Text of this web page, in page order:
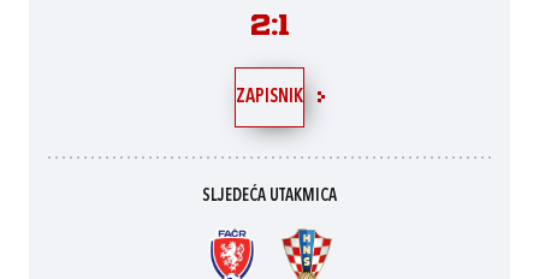
2:1
ZAPISNIK
SLJEDEĆA UTAKMICA